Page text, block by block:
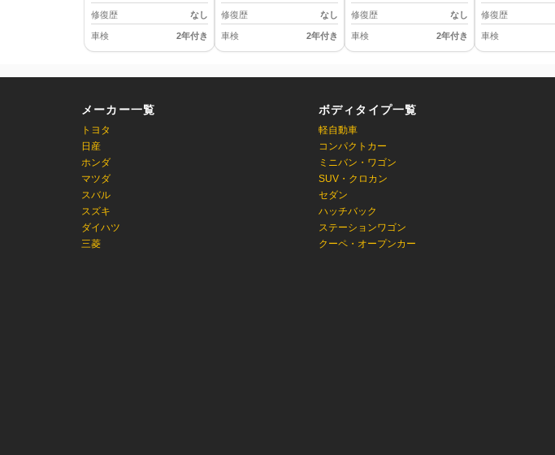
修復歴 なし
車検 2年付き
修復歴 なし
車検 2年付き
修復歴 なし
車検 2年付き
修復歴
車検
メーカー一覧
トヨタ
日産
ホンダ
マツダ
スバル
スズキ
ダイハツ
三菱
ボディタイプ一覧
軽自動車
コンパクトカー
ミニバン・ワゴン
SUV・クロカン
セダン
ハッチバック
ステーションワゴン
クーペ・オープンカー